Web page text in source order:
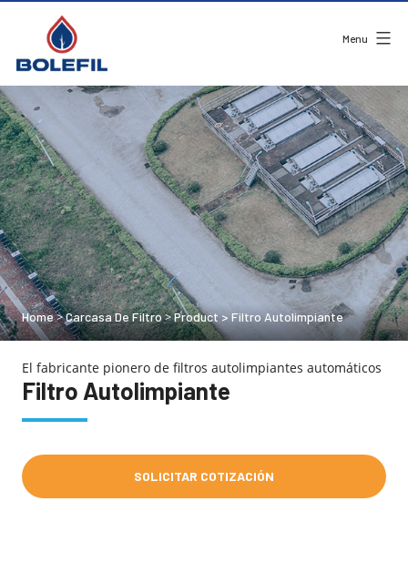
Menu
Home>Carcasa De Filtro>Product>Filtro Autolimpiante
El fabricante pionero de filtros autolimpiantes automáticos
Filtro Autolimpiante
SOLICITAR COTIZACIÓN